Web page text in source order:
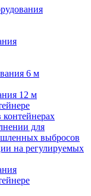
6 м
12 м
для
выбросов
на регулируемых